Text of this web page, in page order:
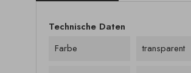
Technische Daten
Farbe
transparent